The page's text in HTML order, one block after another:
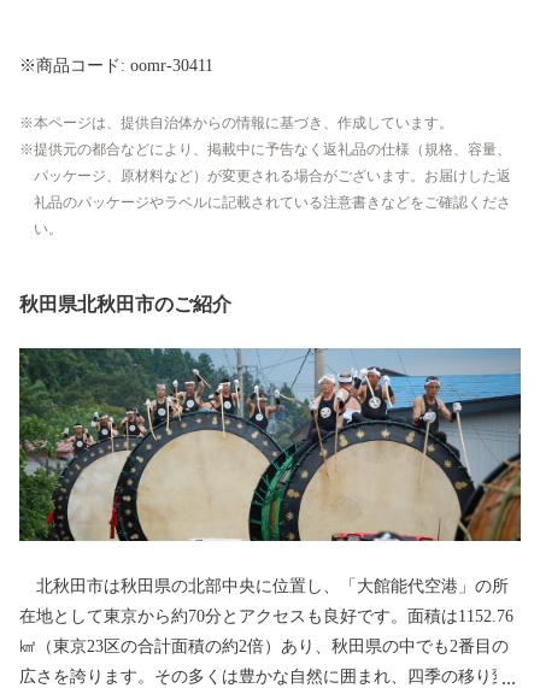
※商品コード: oomr-30411
本ページは、提供自治体からの情報に基づき、作成しています。
提供元の都合などにより、掲載中に予告なく返礼品の仕様（規格、容量、
パッケージ、原材料など）が変更される場合がございます。お届けした返
礼品のパッケージやラベルに記載されている注意書きなどをご確認くださ
い。
秋田県北秋田市のご紹介
北秋田市は秋田県の北部中央に位置し、「大館能代空港」の所
在地として東京から約70分とアクセスも良好です。面積は1152.76
㎢（東京23区の合計面積の約2倍）あり、秋田県の中でも2番目の
広さを誇ります。その多くは豊かな自然に囲まれ、四季の移り変